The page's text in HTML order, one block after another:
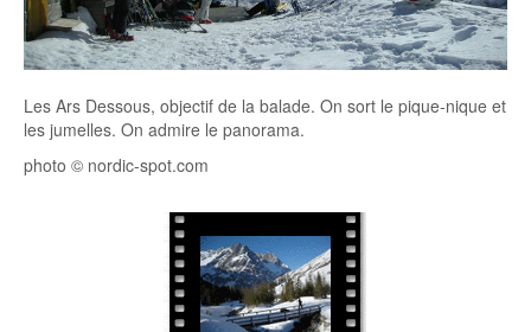
Les Ars Dessous, objectif de la balade. On sort le pique-nique et
les jumelles. On admire le panorama.
photo © nordic-spot.com